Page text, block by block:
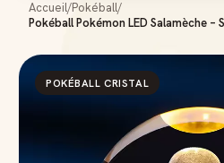
Accueil/Pokéball/
Pokéball Pokémon LED Salamèche –
POKÉBALL CRISTAL